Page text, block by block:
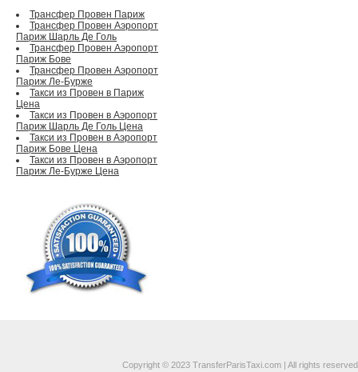
Трансфер Провен Париж
Трансфер Провен Аэропорт
Париж Шарль Де Голь
Трансфер Провен Аэропорт
Париж Бове
Трансфер Провен Аэропорт
Париж Ле-Бурже
Такси из Провен в Париж
Цена
Такси из Провен в Аэропорт
Париж Шарль Де Голь Цена
Такси из Провен в Аэропорт
Париж Бове Цена
Такси из Провен в Аэропорт
Париж Ле-Бурже Цена
Copyright © 2023 TransferParisTaxi.com | All rights reserved